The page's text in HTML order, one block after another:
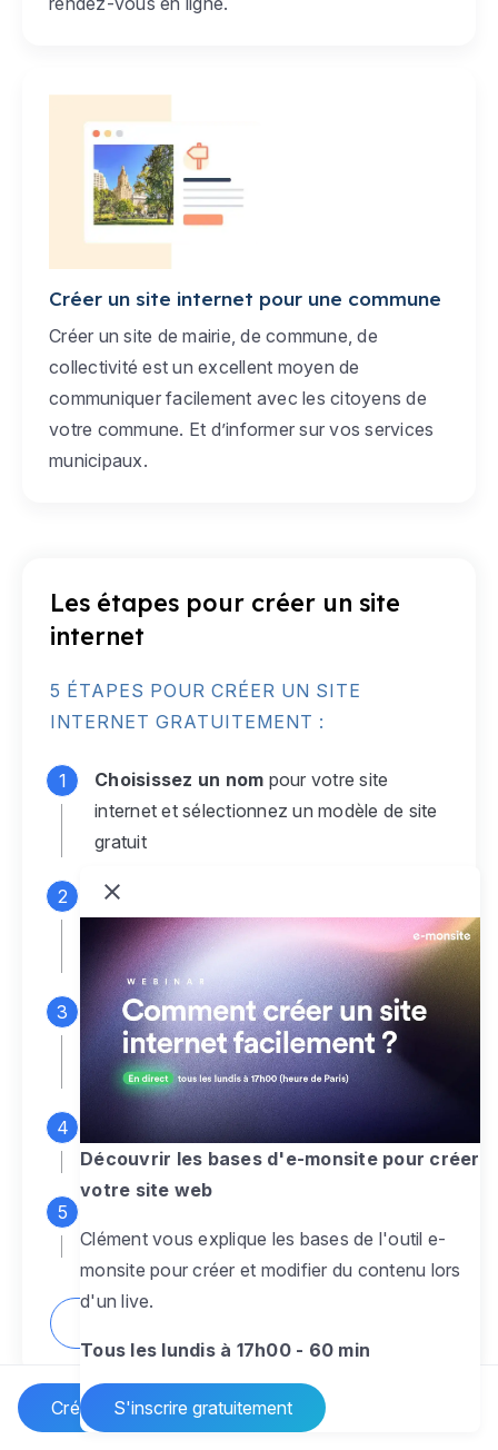
Créer un site Internet
Créer un site internet pour une commune
Créer un site de mairie, de commune, de
collectivité est un excellent moyen de
communiquer facilement avec les citoyens de
votre commune. Et d’informer sur vos services
municipaux.
Les étapes pour créer un site
internet
5 ÉTAPES POUR CRÉER UN SITE
INTERNET GRATUITEMENT :
Choisissez un nom pour votre site
internet et sélectionnez un modèle de site
gratuit
Connectez-vous
monsite gratuit pour accéder à votre
espace d'administration
Personnalisez entièrement le
designpour créer un site web sur-mesure,
à votre image
Ajoutez des pagessans limite pour
présenter votre activité, votre passion
pour rendre votre site dynamique
Découvrir les bases d'e-monsite pour créer
votre site web
Clément vous explique les bases de l'outil e-
monsite pour créer et modifier du contenu lors
d'un live.
Tous les lundis à 17h00 - 60 min
S'inscrire gratuitement